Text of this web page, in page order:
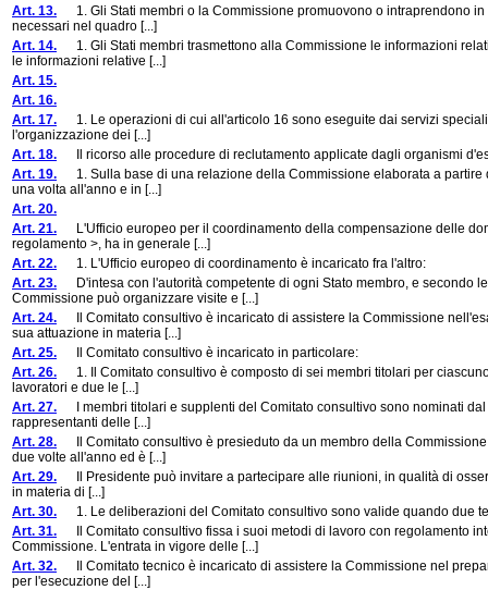
Art. 13. 1. Gli Stati membri o la Commissione promuovono o intraprendono
necessari nel quadro [...]
Art. 14. 1. Gli Stati membri trasmettono alla Commissione le informazioni
le informazioni relative [...]
Art. 15.
Art. 16.
Art. 17. 1. Le operazioni di cui all'articolo 16 sono eseguite dai servizi
l'organizzazione dei [...]
Art. 18. Il ricorso alle procedure di reclutamento applicate dagli organismi
Art. 19. 1. Sulla base di una relazione della Commissione elaborata a partire
una volta all'anno e in [...]
Art. 20.
Art. 21. L'Ufficio europeo per il coordinamento della compensazione delle
regolamento >, ha in generale [...]
Art. 22. 1. L'Ufficio europeo di coordinamento è incaricato fra l'altro:
Art. 23. D'intesa con l'autorità competente di ogni Stato membro, e secondo
Commissione può organizzare visite e [...]
Art. 24. Il Comitato consultivo è incaricato di assistere la Commissione
sua attuazione in materia [...]
Art. 25. Il Comitato consultivo è incaricato in particolare:
Art. 26. 1. Il Comitato consultivo è composto di sei membri titolari per
lavoratori e due le [...]
Art. 27. I membri titolari e supplenti del Comitato consultivo sono nominati
rappresentanti delle [...]
Art. 28. Il Comitato consultivo è presieduto da un membro della
due volte all'anno ed è [...]
Art. 29. Il Presidente può invitare a partecipare alle riunioni, in qualità di
in materia di [...]
Art. 30. 1. Le deliberazioni del Comitato consultivo sono valide quando due
Art. 31. Il Comitato consultivo fissa i suoi metodi di lavoro con regolamento
Commissione. L'entrata in vigore delle [...]
Art. 32. Il Comitato tecnico è incaricato di assistere la Commissione nel
per l'esecuzione del [...]